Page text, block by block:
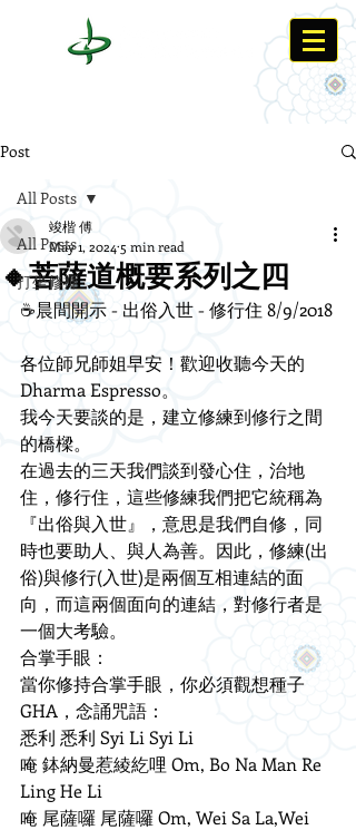
Post
All Posts
打坐修禪
All Posts
🔸菩薩道概要系列之四
竣楷 傅
May 1, 2024 5 min read
☕️晨間開示 - 出俗入世 - 修行住 8/9/2018
各位師兄師姐早安！歡迎收聽今天的
Dharma Espresso。
我今天要談的是，建立修練到修行之間
的橋樑。
在過去的三天我們談到發心住，治地
住，修行住，這些修練我們把它統稱為
『出俗與入世』，意思是我們自修，同
時也要助人、與人為善。因此，修練(出
俗)與修行(入世)是兩個互相連結的面
向，而這兩個面向的連結，對修行者是
一個大考驗。
合掌手眼：
當你修持合掌手眼，你必須觀想種子
GHA，念誦咒語：
悉利 悉利 Syi Li Syi Li
唵 鉢納曼惹綾紇哩 Om, Bo Na Man Re
Ling He Li
唵 尾薩囉 尾薩囉 Om, Wei Sa La,Wei